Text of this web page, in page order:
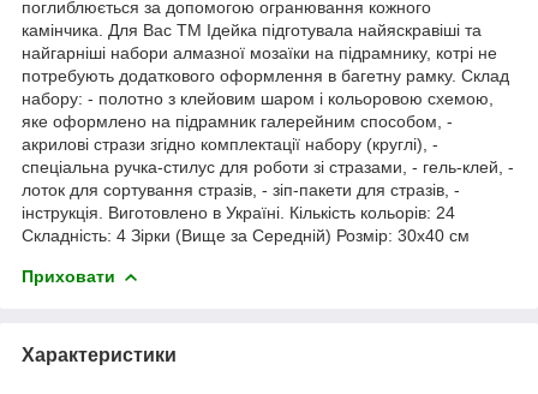
поглиблюється за допомогою огранювання кожного
камінчика. Для Вас ТМ Ідейка підготувала найяскравіші та
найгарніші набори алмазної мозаїки на підрамнику, котрі не
потребують додаткового оформлення в багетну рамку. Склад
набору: - полотно з клейовим шаром і кольоровою схемою,
яке оформлено на підрамник галерейним способом, -
акрилові стрази згідно комплектації набору (круглі), -
спеціальна ручка-стилус для роботи зі стразами, - гель-клей, -
лоток для сортування стразів, - зіп-пакети для стразів, -
інструкція. Виготовлено в Україні. Кількість кольорів: 24
Складність: 4 Зірки (Вище за Середній) Розмір: 30х40 см
Приховати
Характеристики